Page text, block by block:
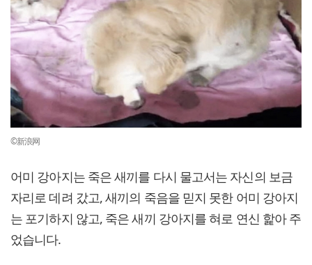
©新浪网
어미 강아지는 죽은 새끼를 다시 물고서는 자신의 보금
자리로 데려 갔고, 새끼의 죽음을 믿지 못한 어미 강아지
는 포기하지 않고, 죽은 새끼 강아지를 혀로 연신 핥아 주
었습니다.